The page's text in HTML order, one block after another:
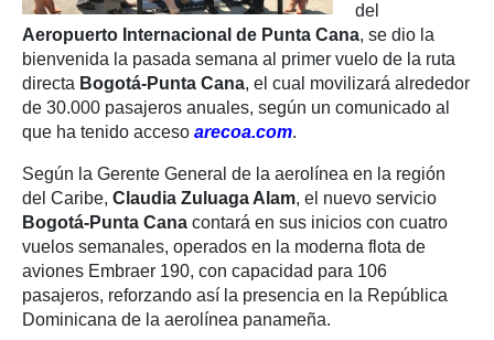
del
Aeropuerto Internacional de Punta Cana, se dio la
bienvenida la pasada semana al primer vuelo de la ruta
directa Bogotá-Punta Cana, el cual movilizará alrededor
de 30.000 pasajeros anuales, según un comunicado al
que ha tenido acceso arecoa.com.
Según la Gerente General de la aerolínea en la región
del Caribe, Claudia Zuluaga Alam, el nuevo servicio
Bogotá-Punta Cana contará en sus inicios con cuatro
vuelos semanales, operados en la moderna flota de
aviones Embraer 190, con capacidad para 106
pasajeros, reforzando así la presencia en la República
Dominicana de la aerolínea panameña.